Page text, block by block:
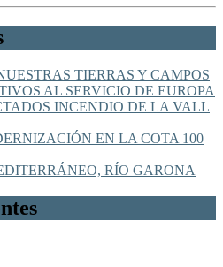
TIERRAS Y CAMPOS
AL SERVICIO DE EUROPA
INCENDIO DE LA VALL
EN LA COTA 100
RÍO GARONA